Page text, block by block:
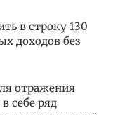
в строку 130
доходов без
отражения
себе ряд